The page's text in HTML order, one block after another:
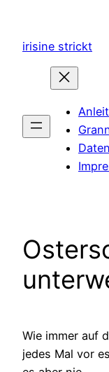
springen
irisine strickt
Wie immer auf
jedes Mal vor